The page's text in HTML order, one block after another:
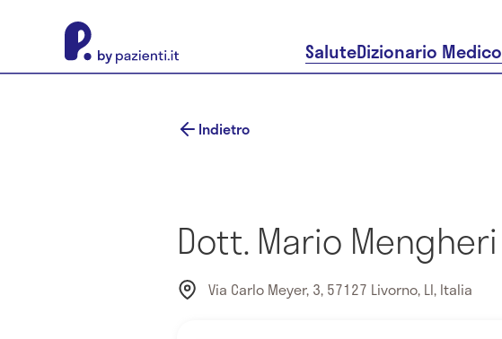
SaluteDizionario Medico
Indietro
Dott. Mario Mengheri
Via Carlo Meyer, 3, 57127 Livorno, LI, Italia